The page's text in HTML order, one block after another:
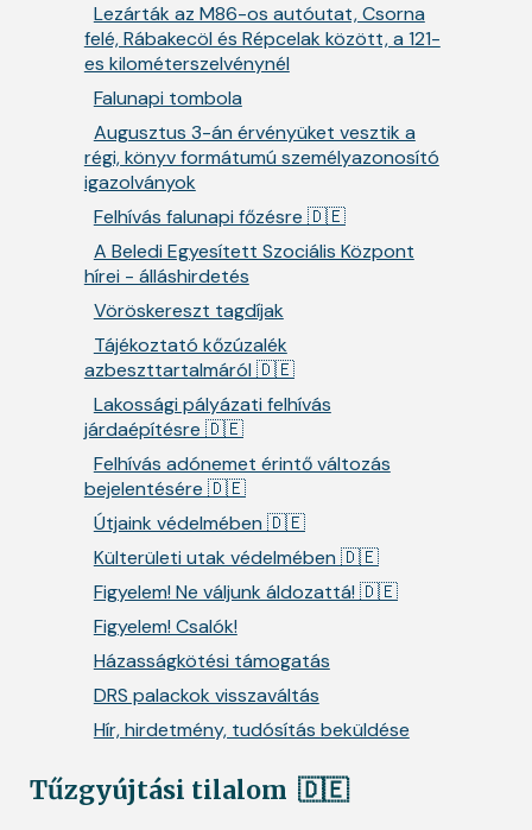
Lezárták az M86-os autóutat, Csorna
felé, Rábakecöl és Répcelak között, a 121-
es kilométerszelvénynél
Falunapi tombola
Augusztus 3-án érvényüket vesztik a
régi, könyv formátumú személyazonosító
igazolványok
Felhívás falunapi főzésre 🇩🇪
A Beledi Egyesített Szociális Központ
hírei - álláshirdetés
Vöröskereszt tagdíjak
Tájékoztató kőzúzalék
azbeszttartalmáról 🇩🇪
Lakossági pályázati felhívás
járdaépítésre 🇩🇪
Felhívás adónemet érintő változás
bejelentésére 🇩🇪
Útjaink védelmében 🇩🇪
Külterületi utak védelmében 🇩🇪
Figyelem! Ne váljunk áldozattá! 🇩🇪
Figyelem! Csalók!
Házasságkötési támogatás
DRS palackok visszaváltás
Hír, hirdetmény, tudósítás beküldése
Tűzgyújtási tilalom 🇩🇪